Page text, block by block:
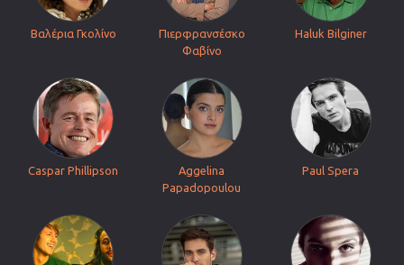
Βαλέρια Γκολίνο
Πιερφρανσέσκο
Φαβίνο
Haluk Bilginer
Caspar Phillipson
Aggelina
Papadopoulou
Paul Spera